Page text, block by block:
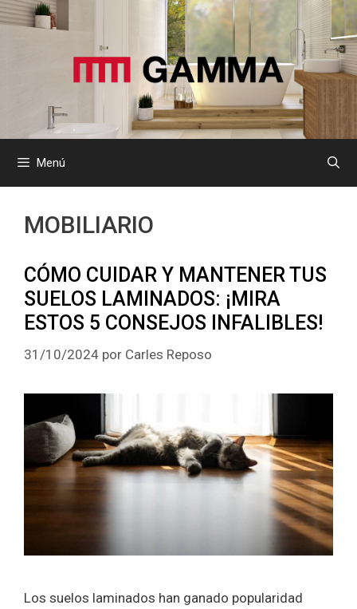
Saltar
al
Menú
MOBILIARIO
CÓMO CUIDAR Y MANTENER TUS
SUELOS LAMINADOS: ¡MIRA
ESTOS 5 CONSEJOS INFALIBLES!
31/10/2024 por Carles Reposo
Los suelos laminados han ganado popularidad